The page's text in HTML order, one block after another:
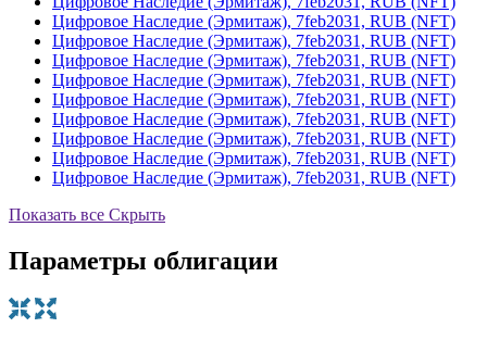
Цифровое Наследие (Эрмитаж), 7feb2031, RUB (NFT)
Цифровое Наследие (Эрмитаж), 7feb2031, RUB (NFT)
Цифровое Наследие (Эрмитаж), 7feb2031, RUB (NFT)
Цифровое Наследие (Эрмитаж), 7feb2031, RUB (NFT)
Цифровое Наследие (Эрмитаж), 7feb2031, RUB (NFT)
Цифровое Наследие (Эрмитаж), 7feb2031, RUB (NFT)
Цифровое Наследие (Эрмитаж), 7feb2031, RUB (NFT)
Цифровое Наследие (Эрмитаж), 7feb2031, RUB (NFT)
Цифровое Наследие (Эрмитаж), 7feb2031, RUB (NFT)
Показать все Скрыть
Параметры облигации